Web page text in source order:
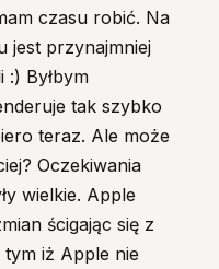
czasu robić. Na
jest przynajmniej
:) Byłbym
tak szybko
teraz. Ale może
Oczekiwania
wielkie. Apple
ścigając się z
iż Apple nie